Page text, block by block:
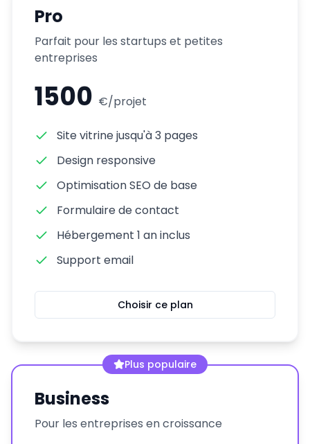
Pro
Parfait pour les startups et petites
entreprises
1500 €/projet
Site vitrine jusqu'à 3 pages
Design responsive
Optimisation SEO de base
Formulaire de contact
Hébergement 1 an inclus
Support email
Choisir ce plan
Plus populaire
Business
Pour les entreprises en croissance